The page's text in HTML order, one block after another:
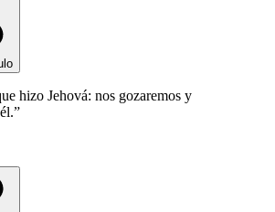
hizo Jehová: nos gozaremos y
”